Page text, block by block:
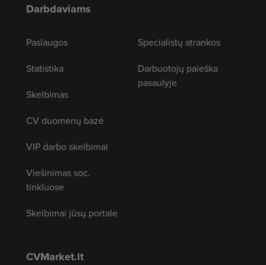
Darbdaviams
Paslaugos
Statistika
Skelbimas
CV duomenų bazė
VIP darbo skelbimai
Viešinimas soc.
tinkluose
Skelbimai jūsų portale
Specialistų atrankos
Darbuotojų paieška
pasaulyje
CVMarket.lt